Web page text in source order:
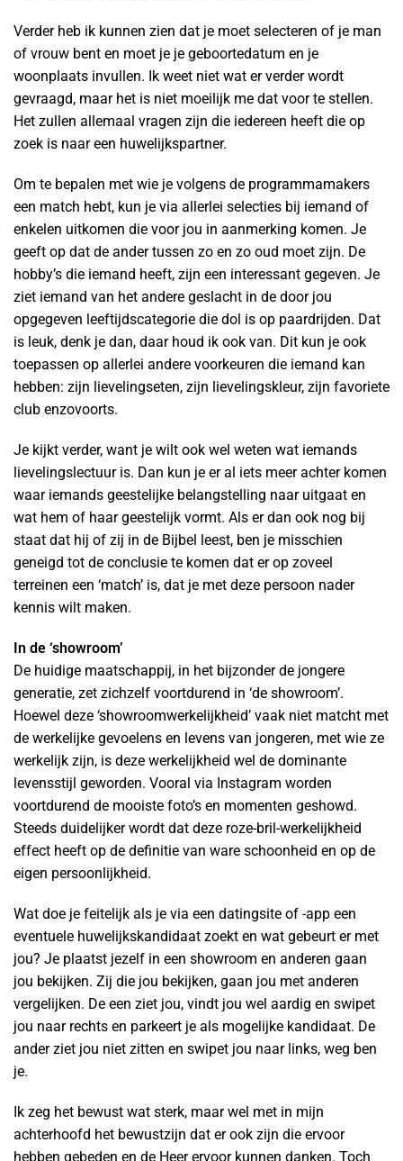
Verder heb ik kunnen zien dat je moet selecteren of je man
of vrouw bent en moet je je geboortedatum en je
woonplaats invullen. Ik weet niet wat er verder wordt
gevraagd, maar het is niet moeilijk me dat voor te stellen.
Het zullen allemaal vragen zijn die iedereen heeft die op
zoek is naar een huwelijkspartner.
Om te bepalen met wie je volgens de programmamakers
een match hebt, kun je via allerlei selecties bij iemand of
enkelen uitkomen die voor jou in aanmerking komen. Je
geeft op dat de ander tussen zo en zo oud moet zijn. De
hobby’s die iemand heeft, zijn een interessant gegeven. Je
ziet iemand van het andere geslacht in de door jou
opgegeven leeftijdscategorie die dol is op paardrijden. Dat
is leuk, denk je dan, daar houd ik ook van. Dit kun je ook
toepassen op allerlei andere voorkeuren die iemand kan
hebben: zijn lievelingseten, zijn lievelingskleur, zijn favoriete
club enzovoorts.
Je kijkt verder, want je wilt ook wel weten wat iemands
lievelingslectuur is. Dan kun je er al iets meer achter komen
waar iemands geestelijke belangstelling naar uitgaat en
wat hem of haar geestelijk vormt. Als er dan ook nog bij
staat dat hij of zij in de Bijbel leest, ben je misschien
geneigd tot de conclusie te komen dat er op zoveel
terreinen een ‘match’ is, dat je met deze persoon nader
kennis wilt maken.
In de ‘showroom’
De huidige maatschappij, in het bijzonder de jongere
generatie, zet zichzelf voortdurend in ‘de showroom’.
Hoewel deze ‘showroomwerkelijkheid’ vaak niet matcht met
de werkelijke gevoelens en levens van jongeren, met wie ze
werkelijk zijn, is deze werkelijkheid wel de dominante
levensstijl geworden. Vooral via Instagram worden
voortdurend de mooiste foto’s en momenten geshowd.
Steeds duidelijker wordt dat deze roze-bril-werkelijkheid
effect heeft op de definitie van ware schoonheid en op de
eigen persoonlijkheid.
Wat doe je feitelijk als je via een datingsite of -app een
eventuele huwelijkskandidaat zoekt en wat gebeurt er met
jou? Je plaatst jezelf in een showroom en anderen gaan
jou bekijken. Zij die jou bekijken, gaan jou met anderen
vergelijken. De een ziet jou, vindt jou wel aardig en swipet
jou naar rechts en parkeert je als mogelijke kandidaat. De
ander ziet jou niet zitten en swipet jou naar links, weg ben
je.
Ik zeg het bewust wat sterk, maar wel met in mijn
achterhoofd het bewustzijn dat er ook zijn die ervoor
hebben gebeden en de Heer ervoor kunnen danken. Toch